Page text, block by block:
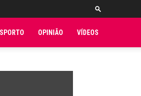
OPINIÃO VÍDEOS